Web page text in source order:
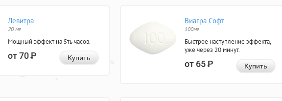
Левитра
20 мг
Мощный эффект на 5ть часов.
от 70Р Купить
Виагра Софт
100мг
Быстрое наступление эффекта,
уже через 20 минут.
от 65Р Купить